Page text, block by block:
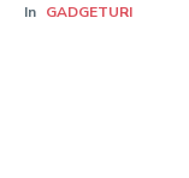
In GADGETURI